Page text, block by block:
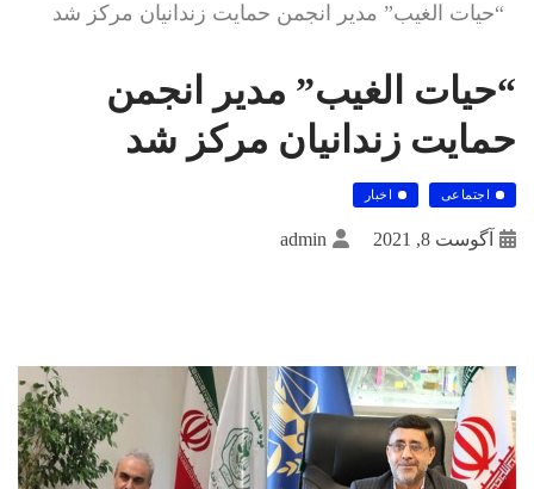
“حیات الغیب” مدیر انجمن حمایت زندانیان مرکز شد
“حیات الغیب” مدیر انجمن
حمایت زندانیان مرکز شد
اجتماعی اخبار
آگوست 8, 2021 admin